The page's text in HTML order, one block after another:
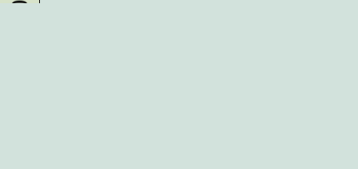
08.08.